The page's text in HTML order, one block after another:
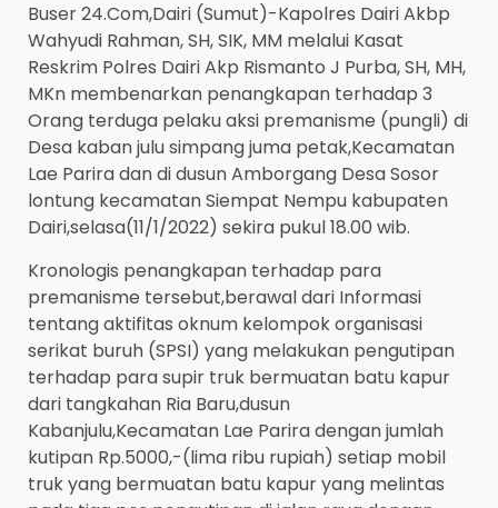
Buser 24.Com,Dairi (Sumut)-Kapolres Dairi Akbp
Wahyudi Rahman, SH, SIK, MM melalui Kasat
Reskrim Polres Dairi Akp Rismanto J Purba, SH, MH,
MKn membenarkan penangkapan terhadap 3
Orang terduga pelaku aksi premanisme (pungli) di
Desa kaban julu simpang juma petak,Kecamatan
Lae Parira dan di dusun Amborgang Desa Sosor
lontung kecamatan Siempat Nempu kabupaten
Dairi,selasa(11/1/2022) sekira pukul 18.00 wib.
Kronologis penangkapan terhadap para
premanisme tersebut,berawal dari Informasi
tentang aktifitas oknum kelompok organisasi
serikat buruh (SPSI) yang melakukan pengutipan
terhadap para supir truk bermuatan batu kapur
dari tangkahan Ria Baru,dusun
Kabanjulu,Kecamatan Lae Parira dengan jumlah
kutipan Rp.5000,-(lima ribu rupiah) setiap mobil
truk yang bermuatan batu kapur yang melintas